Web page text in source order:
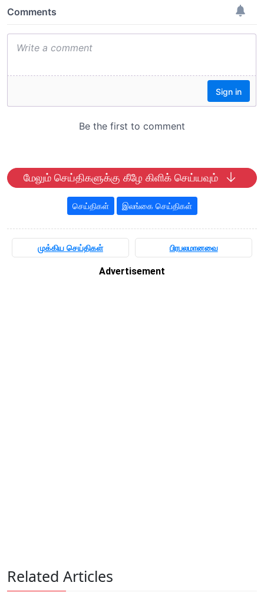
மேலும் செய்திகளுக்கு கீழே கிளிக் செய்யவும்
செய்திகள் இலங்கை செய்திகள்
முக்கிய செய்திகள் பிரபலமானவை
Advertisement
Related Articles